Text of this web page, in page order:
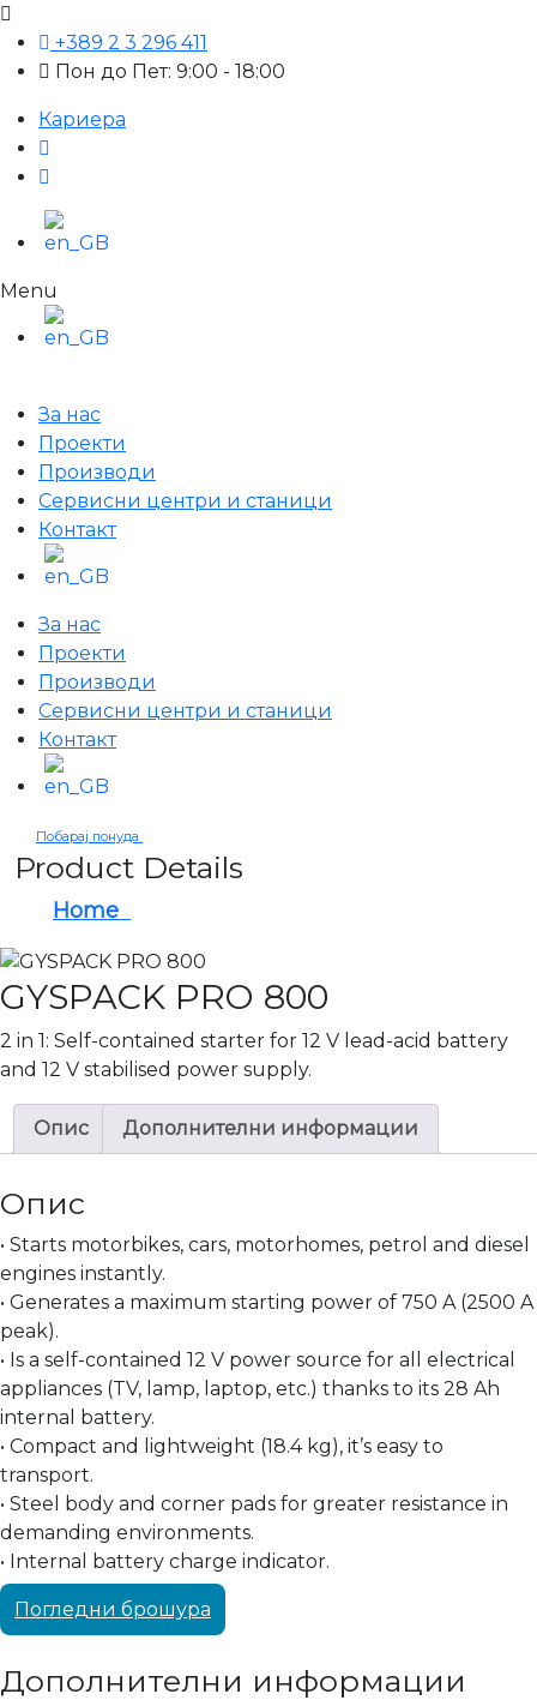
+389 2 3 296 411
Пон до Пет: 9:00 - 18:00
Кариера
Menu
За нас
Проекти
Производи
Сервисни центри и станици
Контакт
За нас
Проекти
Производи
Сервисни центри и станици
Контакт
Побарај понуда
Product Details
Home
GYSPACK PRO 800
2 in 1: Self-contained starter for 12 V lead-acid battery
and 12 V stabilised power supply.
Опис Дополнителни информации
Опис
• Starts motorbikes, cars, motorhomes, petrol and diesel
engines instantly.
• Generates a maximum starting power of 750 A (2500 A
peak).
• Is a self-contained 12 V power source for all electrical
appliances (TV, lamp, laptop, etc.) thanks to its 28 Ah
internal battery.
• Compact and lightweight (18.4 kg), it’s easy to
transport.
• Steel body and corner pads for greater resistance in
demanding environments.
• Internal battery charge indicator.
Погледни брошура
Дополнителни информации